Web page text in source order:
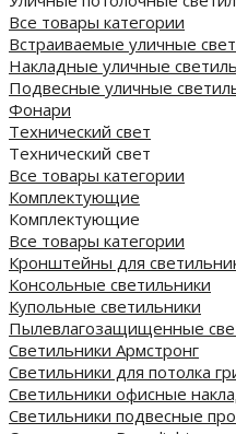
Все товары категории
Встраиваемые уличные
Накладные уличные
Подвесные уличные
Фонари
Технический свет
Технический свет
Все товары категории
Комплектующие
Комплектующие
Все товары категории
Кронштейны для
Консольные светильники
Купольные светильники
Пылевлагозащищенные
Светильники Армстронг
Светильники для потолка
Светильники офисные
Светильники подвесные